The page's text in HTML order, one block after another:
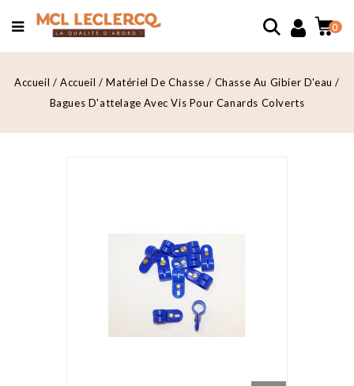
0
Accueil Accueil Matériel De Chasse
Chasse Au Gibier D'eau
Bagues D'attelage Avec Vis Pour Canards Colverts